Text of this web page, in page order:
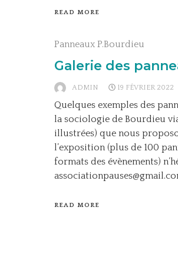
READ MORE
Panneaux P.Bourdieu
Galerie des
ADMIN 19 FÉVRIER 2022
Quelques exemples des
la sociologie de Bourdieu
illustrées) que nous
l’exposition (plus de 100
formats des évènements)
READ MORE